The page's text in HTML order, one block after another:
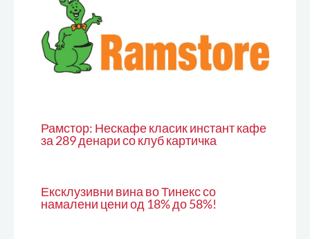
Рамстор: Нескафе класик инстант кафе
за 289 денари со клуб картичка
Ексклузивни вина во Тинекс со
намалени цени од 18% до 58%!